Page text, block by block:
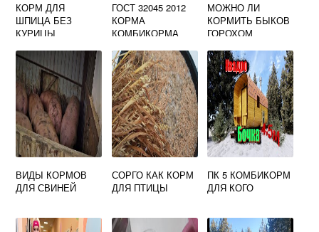
КОРМ ДЛЯ
ШПИЦА БЕЗ
КУРИЦЫ
ГОСТ 32045 2012
КОРМА
КОМБИКОРМА
Е СЫРЬЕ
МОЖНО ЛИ
КОРМИТЬ БЫКОВ
ГОРОХОМ
ВИДЫ КОРМОВ
ДЛЯ СВИНЕЙ
СОРГО КАК КОРМ
ДЛЯ ПТИЦЫ
ПК 5 КОМБИКОРМ
ДЛЯ КОГО